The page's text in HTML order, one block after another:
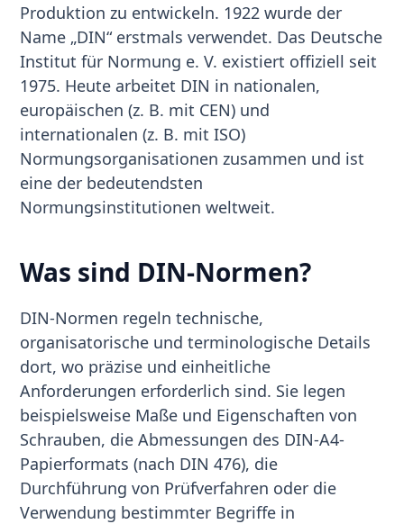
Produktion zu entwickeln. 1922 wurde der
Name „DIN“ erstmals verwendet. Das Deutsche
Institut für Normung e. V. existiert offiziell seit
1975. Heute arbeitet DIN in nationalen,
europäischen (z. B. mit CEN) und
internationalen (z. B. mit ISO)
Normungsorganisationen zusammen und ist
eine der bedeutendsten
Normungsinstitutionen weltweit.
Was sind DIN-Normen?
DIN-Normen regeln technische,
organisatorische und terminologische Details
dort, wo präzise und einheitliche
Anforderungen erforderlich sind. Sie legen
beispielsweise Maße und Eigenschaften von
Schrauben, die Abmessungen des DIN-A4-
Papierformats (nach DIN 476), die
Durchführung von Prüfverfahren oder die
Verwendung bestimmter Begriffe in